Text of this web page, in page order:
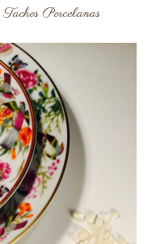
Tachos Porcelanas